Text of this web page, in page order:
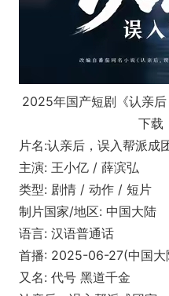
2025年国产短剧《认亲
下载
片名:认亲后，误入帮派成
主演: 王小亿 / 薛滨弘
类型: 剧情 / 动作 / 短片
制片国家/地区: 中国大陆
语言: 汉语普通话
首播: 2025-06-27(中国大
又名: 代号 黑道千金